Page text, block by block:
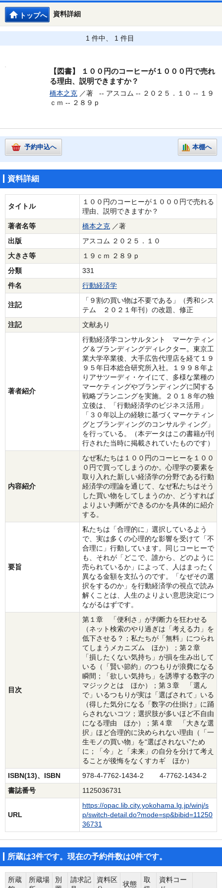
資料詳細
トップへ
1 件中、 1 件目
【図書】
１００円のコーヒーが１０００円で売れ
る理由、説明できますか？
橋本之克 ／著 -- アスコム -- ２０２５．１０ -- １９
ｃｍ -- ２８９ｐ
予約申込へ 本棚へ
資料詳細
タイトル
１００円のコーヒーが１０００円で売れる
理由、説明できますか？
著者名等
橋本之克 ／著
出版
アスコム ２０２５．１０
大きさ等
１９ｃｍ ２８９ｐ
分類
331
件名
行動経済学
注記
「９割の買い物は不要である」（秀和シス
テム ２０２１年刊）の改題、修正
注記
文献あり
著者紹介
行動経済学コンサルタント マーケティン
グ＆ブランディングディレクター。東京工
業大学卒業後、大手広告代理店を経て１９
９５年日本総合研究所入社。１９９８年よ
りアサツーディ・ケイにて、多様な業種の
マーケティングやブランディングに関する
戦略プランニングを実施。２０１８年の独
立後は、「行動経済学のビジネス活用」
「３０年以上の経験に基づくマーケティン
グとブランディングのコンサルティング」
を行っている。（本データはこの書籍が刊
行された当時に掲載されていたものです）
内容紹介
なぜ私たちは１００円のコーヒーを１００
０円で買ってしまうのか。心理学の要素を
取り入れた新しい経済学の分野である行動
経済学の理論を通じて、なぜ私たちはそう
した買い物をしてしまうのか、どうすれば
よりよい判断ができるのかを具体的に紹介
する。
要旨
私たちは「合理的に」選択しているよう
で、実は多くの心理的な影響を受けて「不
合理に」行動しています。同じコーヒーで
も、それが「どこで、誰から、どのように
売られているか」によって、人はまったく
異なる金額を支払うのです。「なぜその選
択をするのか」を行動経済学の視点で読み
解くことは、人生のよりよい意思決定につ
ながるはずです。
目次
第１章 「便利さ」が判断力を狂わせる
（ネット検索のやり過ぎは「考える力」を
低下させる？；私たちが「無料」につられ
てしまうメカニズム ほか）；第２章
「損したくない気持ち」が損を生み出して
いる（「賢い節約」のつもりが浪費になる
瞬間；「欲しい気持ち」を誘導する数字の
マジックとは ほか）；第３章 「選ん
で」いるつもりが実は「選ばされて」いる
（得した気分になる「数字の仕掛け」に踊
らされないコツ；選択肢が多いほど不自由
になる理由 ほか）；第４章 「大きな選
択」ほど合理的に決められない理由（「一
生モノの買い物」を“選ばされない”ため
に；「今」と「未来」の自分を分けて考え
ることが後悔をなくすカギ ほか）
ISBN(13)、ISBN
978-4-7762-1434-2 4-7762-1434-2
書誌番号
1125036731
URL
https://opac.lib.city.yokohama.lg.jp/winj/s
p/switch-detail.do?mode=sp&bibid=11250
36731
所蔵は3件です。現在の予約件数は0件です。
所蔵
所蔵場
別
請求記
資料区
状態
取
資料コー